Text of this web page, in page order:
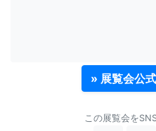
» 展覧会公
この展覧会を